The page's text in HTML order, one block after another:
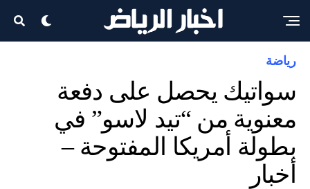
رياضة
سواتيك يحصل على دفعة
معنوية من “تيد لاسو” في
بطولة أمريكا المفتوحة –
أخبار